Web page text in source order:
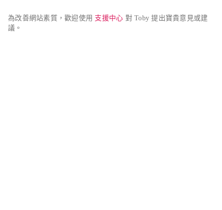
為改善網站素質，歡迎使用 支援中心 對 Toby 提出寶貴意見或建
議。